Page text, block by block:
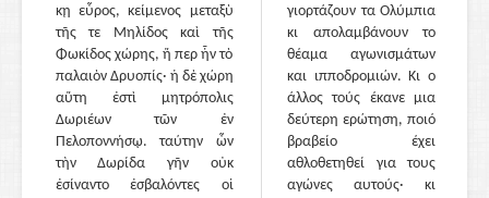
κῃ εὖρος, κείμενος μεταξὺ
τῆς τε Μηλίδος καὶ τῆς
Φωκίδος χώρης, ἥ περ ἦν τὸ
παλαιὸν Δρυοπίς· ἡ δὲ χώρη
αὕτη ἐστὶ μητρόπολις
Δωριέων τῶν ἐν
Πελοποννήσῳ. ταύτην ὦν
τὴν Δωρίδα γῆν οὐκ
ἐσίναντο ἐσβαλόντες οἱ
γιορτάζουν τα Ολύμπια
κι απολαμβάνουν το
θέαμα αγωνισμάτων
και ιπποδρομιών. Κι ο
άλλος τούς έκανε μια
δεύτερη ερώτηση, ποιό
βραβείο έχει
αθλοθετηθεί για τους
αγώνες αυτούς· κι